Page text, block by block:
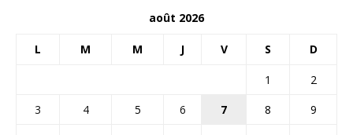
août 2026
L M M J V S D
1
2
3
4 5 6 7 8
9